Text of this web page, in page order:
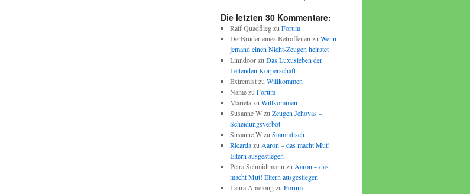
Die letzten 30 Kommentare:
Ralf Quadfliegzu Forum
DerBruder eines Betroffenen zu Wenn
jemand einen Nicht-Zeugen heiratet
Linndoorzu Das Luxusleben der
Leitenden Körperschaft
Extremistzu Willkommen
Namezu Forum
Marietazu Willkommen
Susanne Wzu Zeugen Jehovas –
Scheidungsverbot
Susanne Wzu Stammtisch
Ricardazu Aaron – das macht Mut!
Eltern ausgestiegen
Petra Schmidtmann zu Aaron – das
macht Mut! Eltern ausgestiegen
Laura Amelongzu Forum